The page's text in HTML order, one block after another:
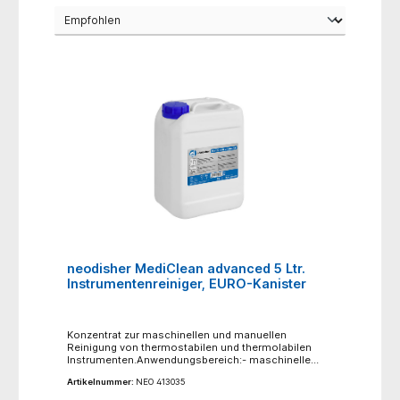
neodisher MediClean advanced 5 Ltr.
Instrumentenreiniger, EURO-Kanister
Konzentrat zur maschinellen und manuellen
Reinigung von thermostabilen und thermolabilen
Instrumenten.Anwendungsbereich:- maschinelle
Instrumenten, inklusive MIC- und Mikroinstrumenten,
Artikelnummer: NEO 413035